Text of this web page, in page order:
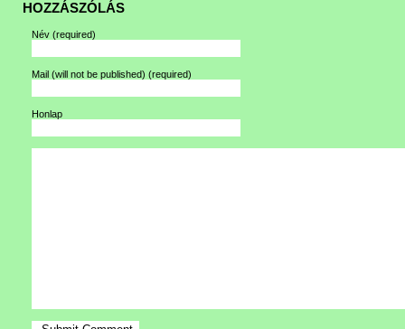
HOZZÁSZÓLÁS
Név (required)
Mail (will not be published) (required)
Honlap